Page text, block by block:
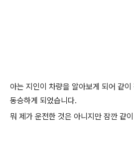
아는 지인이 차량을 알아보게 되어 같
동승하게 되었습니다.
뭐 제가 운전한 것은 아니지만 잠깐 같